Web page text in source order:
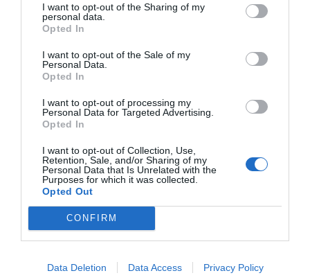
I want to opt-out of the Sharing of my
personal data.
Opted In
I want to opt-out of the Sale of my
Personal Data.
Opted In
I want to opt-out of processing my
Personal Data for Targeted Advertising.
Opted In
I want to opt-out of Collection, Use,
Retention, Sale, and/or Sharing of my
Personal Data that Is Unrelated with the
Purposes for which it was collected.
Opted Out
CONFIRM
Data Deletion Data Access Privacy Policy
Isabel Pantoja pierde dos pleitos
con Hacienda por 700.000
euros... suma y sigue
Eulogio López
El IBEX 35 cerró la sesión del
miércoles en los 20.057 puntos,
un nuevo récord
Eulogio López
Argumentos